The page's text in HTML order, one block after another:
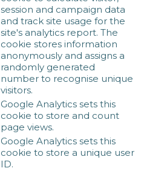
session and campaign data
and track site usage for the
site's analytics report. The
cookie stores information
anonymously and assigns a
randomly generated
number to recognise unique
visitors.
Google Analytics sets this
cookie to store and count
page views.
Google Analytics sets this
cookie to store a unique user
ID.